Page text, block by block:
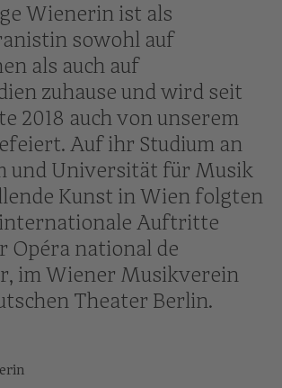
Wienerin ist als
sowohl auf
als auch auf
zuhause und wird seit
2018 auch von unserem
Auf ihr Studium an
und Universität für Musik
Kunst in Wien folgten
Auftritte
Opéra national de
im Wiener Musikverein
Theater Berlin.